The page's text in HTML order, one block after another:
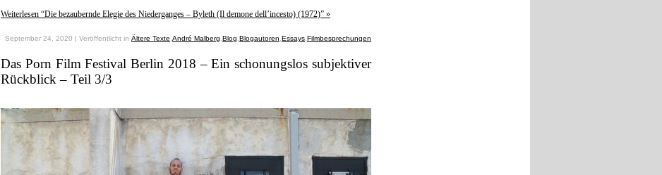
Weiterlesen “Die bezaubernde Elegie des Niederganges – Byleth (Il demone dell’incesto) (1972)” »
September 24, 2020 | Veröffentlicht in Ältere Texte André Malberg Blog Blogautoren Essays Filmbesprechungen
Das Porn Film Festival Berlin 2018 – Ein schonungslos subjektiver
Rückblick – Teil 3/3